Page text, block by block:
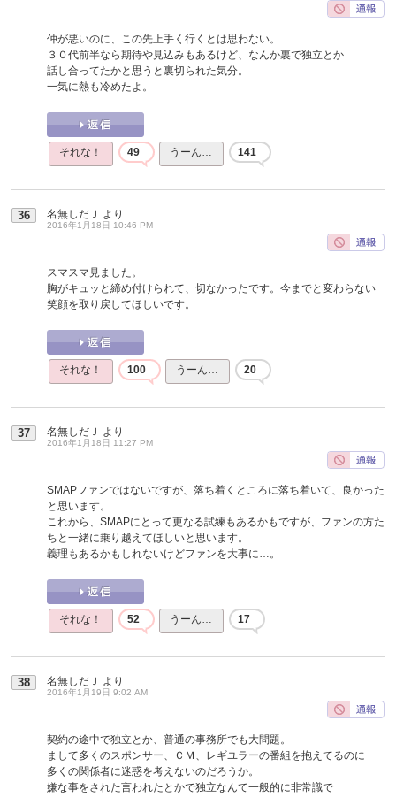
仲が悪いのに、この先上手く行くとは思わない。
３０代前半なら期待や見込みもあるけど、なんか裏で独立とか
話し合ってたかと思うと裏切られた気分。
一気に熱も冷めたよ。
それな！ 49 うーん… 141
36 名無しだＪ より
2016年1月18日 10:46 PM
スマスマ見ました。
胸がキュッと締め付けられて、切なかったです。今までと変わらない
笑顔を取り戻してほしいです。
それな！ 100 うーん… 20
37 名無しだＪ より
2016年1月18日 11:27 PM
SMAPファンではないですが、落ち着くところに落ち着いて、良かった
と思います。
これから、SMAPにとって更なる試練もあるかもですが、ファンの方た
ちと一緒に乗り越えてほしいと思います。
義理もあるかもしれないけどファンを大事に…。
それな！ 52 うーん… 17
38 名無しだＪ より
2016年1月19日 9:02 AM
契約の途中で独立とか、普通の事務所でも大問題。
まして多くのスポンサー、ＣＭ、レギユラーの番組を抱えてるのに
多くの関係者に迷惑を考えないのだろうか。
嫌な事をされた言われたとかで独立なんて一般的に非常識で